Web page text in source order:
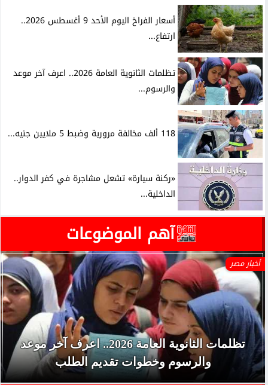
أسعار الفراخ اليوم الأحد 9 أغسطس 2026..
ارتفاع...
تظلمات الثانوية العامة 2026.. اعرف آخر موعد
والرسوم...
118 ألف مخالفة مرورية وضبط 5 ملايين جنيه...
«ركنة سيارة» تشعل مشاجرة في كفر الدوار..
الداخلية...
آهم الموضوعات
أخبار مصر
تظلمات الثانوية العامة 2026.. اعرف آخر موعد
والرسوم وخطوات تقديم الطلب